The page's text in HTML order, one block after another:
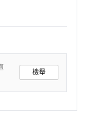
檢舉